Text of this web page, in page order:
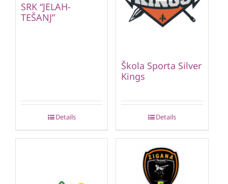
SRK “JELAH-
TEŠANJ”
Details
Škola Sporta Silver
Kings
Details